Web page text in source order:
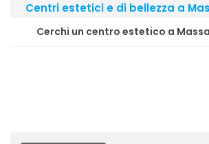
Centri estetici e di bellezza a
Cerchi un centro estetico a